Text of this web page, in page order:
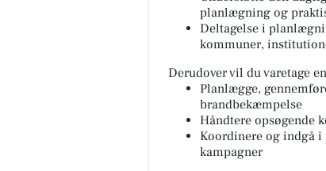
planlægning og
Deltagelse i
kommuner,
Derudover vil du varetage
Planlægge,
brandbekæmpelse
Håndtere opsøgende
Koordinere og indgå
kampagner
Restaurant Mellow
📢📢📢📢 ER DET DIG
Tjenere/
til restaurant lige
ved HotelVFjorden 🔍